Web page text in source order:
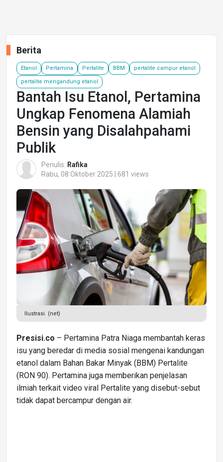
Berita
Etanol Pertamina Pertalite BBM pertalite campur etanol
pertalite mengandung etanol
Bantah Isu Etanol, Pertamina
Ungkap Fenomena Alamiah
Bensin yang Disalahpahami
Publik
Penulis: Rafika
Rabu, 08 Oktober 2025 | 681 views
Ilustrasi. (net)
Presisi.co – Pertamina Patra Niaga membantah keras
isu yang beredar di media sosial mengenai kandungan
etanol dalam Bahan Bakar Minyak (BBM) Pertalite
(RON 90). Pertamina juga memberikan penjelasan
ilmiah terkait video viral Pertalite yang disebut-sebut
tidak dapat bercampur dengan air.